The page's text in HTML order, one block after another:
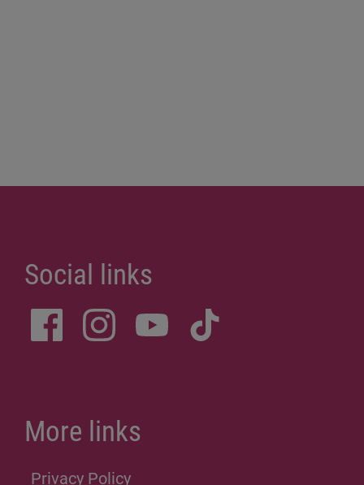
More links
Privacy Policy
Sitemap
Accessibility Statement